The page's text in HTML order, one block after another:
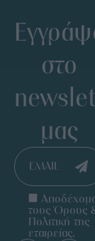
στο
μας
EMAIL
τους Όρους
Πολιτική της
εταιρείας.